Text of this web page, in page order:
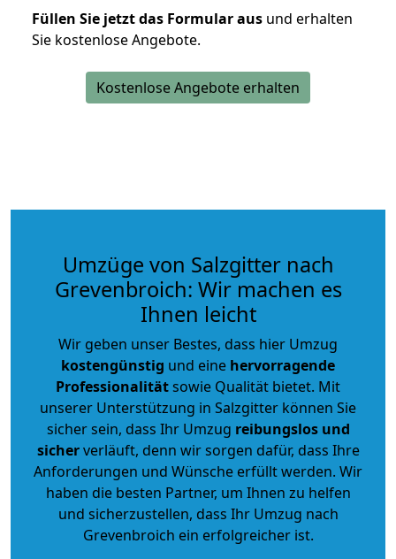
Füllen Sie jetzt das Formular aus und erhalten
Sie kostenlose Angebote.
Kostenlose Angebote erhalten
Umzüge von Salzgitter nach
Grevenbroich: Wir machen es
Ihnen leicht
Wir geben unser Bestes, dass hier Umzug
kostengünstig und eine hervorragende
Professionalitätsowie Qualität bietet. Mit
unserer Unterstützung in Salzgitter können Sie
sicher sein, dass Ihr Umzug reibungslos und
sicherverläuft, denn wir sorgen dafür, dass Ihre
Anforderungen und Wünsche erfüllt werden. Wir
haben die besten Partner, um Ihnen zu helfen
und sicherzustellen, dass Ihr Umzug nach
Grevenbroich ein erfolgreicher ist.